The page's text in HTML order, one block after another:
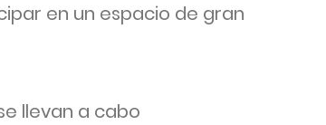
en un espacio de gran
llevan a cabo